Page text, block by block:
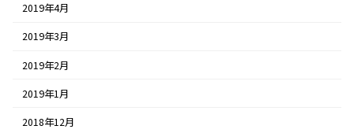
2019年4月
2019年3月
2019年2月
2019年1月
2018年12月